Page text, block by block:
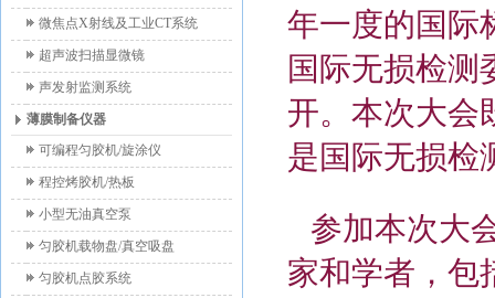
微焦点X射线及工业CT系统
超声波扫描显微镜
声发射监测系统
薄膜制备仪器
可编程匀胶机/旋涂仪
程控烤胶机/热板
小型无油真空泵
匀胶机载物盘/真空吸盘
匀胶机点胶系统
年一度的国际
国际无损检测
开。本次大会
是国际无损检
参加本次大
家和学者，包